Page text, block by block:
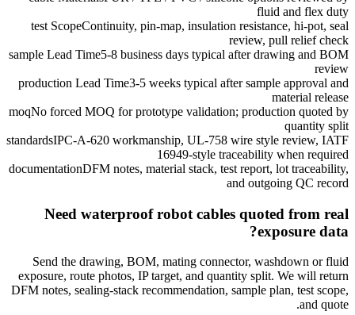
fluid and flex duty
test ScopeContinuity, pin-map, insulation resistance, hi-pot, seal
review, pull relief check
sample Lead Time5-8 business days typical after drawing and BOM
review
production Lead Time3-5 weeks typical after sample approval and
material release
moqNo forced MOQ for prototype validation; production quoted by
quantity split
standardsIPC-A-620 workmanship, UL-758 wire style review, IATF
16949-style traceability when required
documentationDFM notes, material stack, test report, lot traceability,
and outgoing QC record
Need waterproof robot cables quoted from real
exposure data?
Send the drawing, BOM, mating connector, washdown or fluid
exposure, route photos, IP target, and quantity split. We will return
DFM notes, sealing-stack recommendation, sample plan, test scope,
and quote.